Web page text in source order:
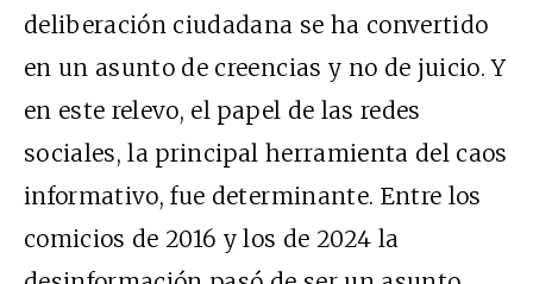
deliberación ciudadana se ha convertido
en un asunto de creencias y no de juicio. Y
en este relevo, el papel de las redes
sociales, la principal herramienta del caos
informativo, fue determinante. Entre los
comicios de 2016 y los de 2024 la